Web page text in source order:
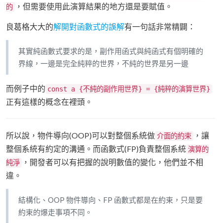
的
，但需要使用此演算結果的地方還是要賦值。
良葛格大大的解開對函數式的誤解有一句話非常精闢：
其實純函數式要求的是，副作用函式與純函式有個明確的
界線，一邊是完全純粹的世界，不純的世界是另一邊
而例子中的 const a {不純的副作用世界} = {純粹的演算世界}
正有這樣的概念在裡頭。
所以說，物件導向(OOP)可以對整個系統做 介面的約束
，讓
整個系統有約定的溝通。而函數式(FP)負責整個系統 演算的
純淨
，開發者可以有把握的說明數值的變化，他們並不相
違。
結構化、OOP 物件導向、FP 函數式都是在約束，只是要
約束的爆走事項不同。